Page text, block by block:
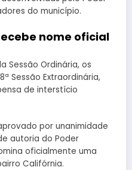
do município.
nome oficial
Sessão Ordinária, os
Sessão Extraordinária,
de interstício
por unanimidade
autoria do Poder
oficialmente uma
Califórnia.